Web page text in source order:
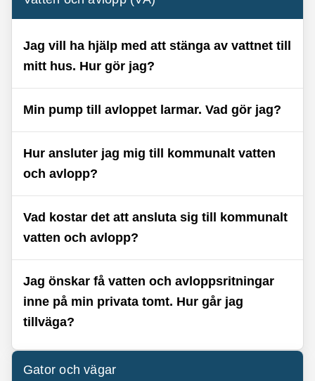
Jag vill ha hjälp med att stänga av vattnet till
mitt hus. Hur gör jag?
Min pump till avloppet larmar. Vad gör jag?
Hur ansluter jag mig till kommunalt vatten
och avlopp?
Vad kostar det att ansluta sig till kommunalt
vatten och avlopp?
Jag önskar få vatten och avloppsritningar
inne på min privata tomt. Hur går jag
tillväga?
Gator och vägar